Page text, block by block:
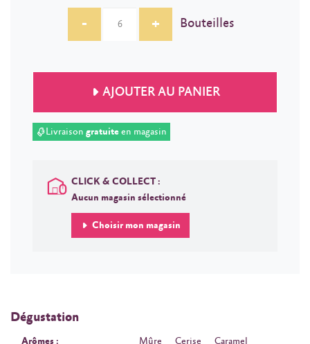
-
+ Bouteilles
AJOUTER AU PANIER
Livraison gratuiteen magasin
CLICK & COLLECT :
Aucun magasin sélectionné
Choisir mon magasin
Dégustation
Arômes : Mûre Cerise Caramel